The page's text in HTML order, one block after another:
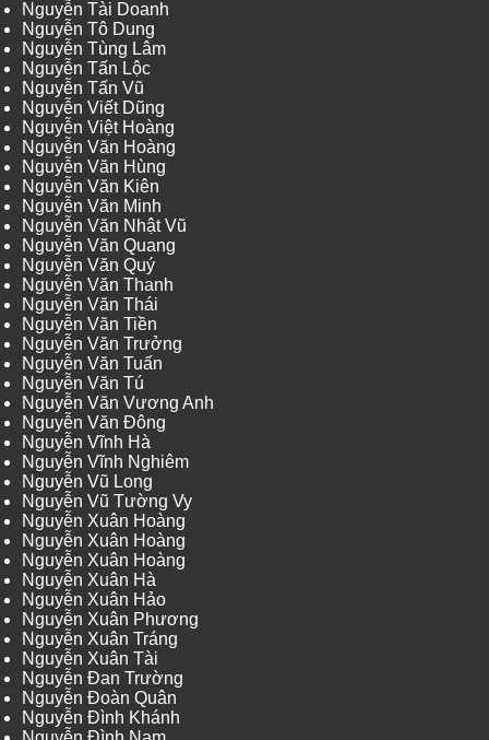
Nguyễn Tài Doanh
Nguyễn Tô Dung
Nguyễn Tùng Lâm
Nguyễn Tấn Lộc
Nguyễn Tấn Vũ
Nguyễn Viết Dũng
Nguyễn Việt Hoàng
Nguyễn Văn Hoàng
Nguyễn Văn Hùng
Nguyễn Văn Kiên
Nguyễn Văn Minh
Nguyễn Văn Nhật Vũ
Nguyễn Văn Quang
Nguyễn Văn Quý
Nguyễn Văn Thanh
Nguyễn Văn Thái
Nguyễn Văn Tiền
Nguyễn Văn Trưởng
Nguyễn Văn Tuấn
Nguyễn Văn Tú
Nguyễn Văn Vương Anh
Nguyễn Văn Đông
Nguyễn Vĩnh Hà
Nguyễn Vĩnh Nghiêm
Nguyễn Vũ Long
Nguyễn Vũ Tường Vy
Nguyễn Xuân Hoàng
Nguyễn Xuân Hoàng
Nguyễn Xuân Hoàng
Nguyễn Xuân Hà
Nguyễn Xuân Hảo
Nguyễn Xuân Phương
Nguyễn Xuân Tráng
Nguyễn Xuân Tài
Nguyễn Đan Trường
Nguyễn Đoàn Quân
Nguyễn Đình Khánh